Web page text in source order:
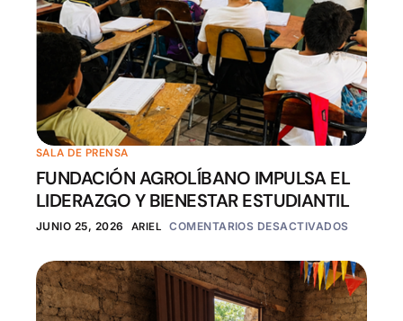
SALA DE PRENSA
FUNDACIÓN AGROLÍBANO IMPULSA EL
LIDERAZGO Y BIENESTAR ESTUDIANTIL
JUNIO 25, 2026 ARIEL COMENTARIOS DESACTIVADOS